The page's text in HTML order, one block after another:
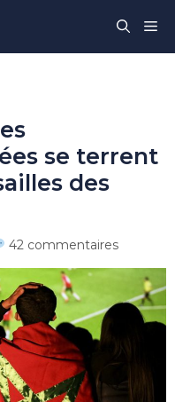
se terrent
des
42 commentaires